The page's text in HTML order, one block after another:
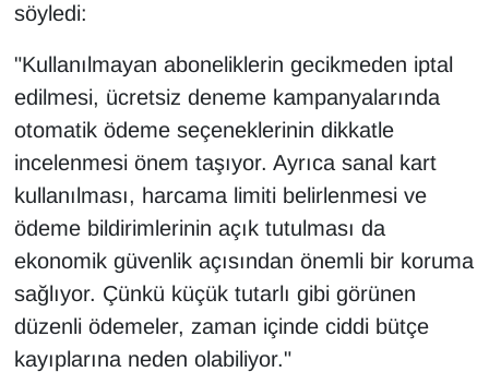
söyledi:
"Kullanılmayan aboneliklerin gecikmeden iptal
edilmesi, ücretsiz deneme kampanyalarında
otomatik ödeme seçeneklerinin dikkatle
incelenmesi önem taşıyor. Ayrıca sanal kart
kullanılması, harcama limiti belirlenmesi ve
ödeme bildirimlerinin açık tutulması da
ekonomik güvenlik açısından önemli bir koruma
sağlıyor. Çünkü küçük tutarlı gibi görünen
düzenli ödemeler, zaman içinde ciddi bütçe
kayıplarına neden olabiliyor."